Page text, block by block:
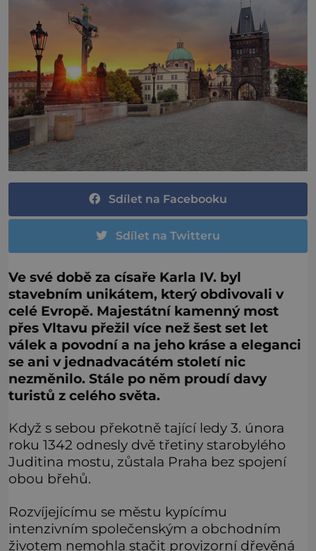
Sdílet na Facebooku
Sdílet na Twitteru
Ve své době za císaře Karla IV. byl
stavebním unikátem, který obdivovali v
celé Evropě. Majestátní kamenný most
přes Vltavu přežil více než šest set let
válek a povodní a na jeho kráse a eleganci
se ani v jednadvacátém století nic
nezměnilo. Stále po něm proudí davy
turistů z celého světa.
Když s sebou překotně tající ledy 3. února
roku 1342 odnesly dvě třetiny starobylého
Juditina mostu, zůstala Praha bez spojení
obou břehů.
Rozvíjejícímu se městu kypícímu
intenzivním společenským a obchodním
životem nemohla stačit provizorní dřevěná